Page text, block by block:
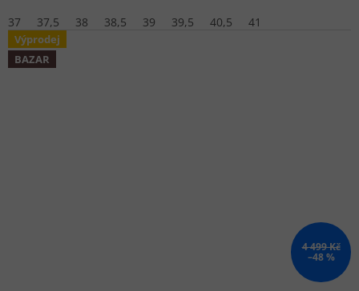
37
37,5 38 38,5 39 39,5 40,5 41
Výprodej
BAZAR
4 499 Kč
–48 %